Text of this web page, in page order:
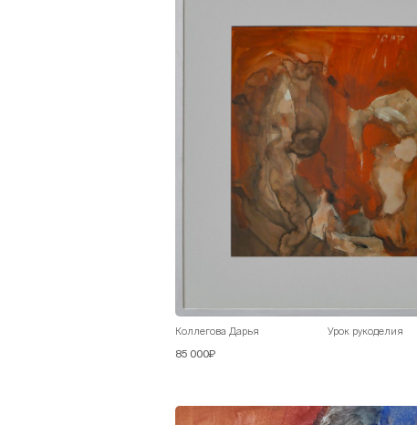
Коллегова Дарья Урок рукоделия
85 000₽